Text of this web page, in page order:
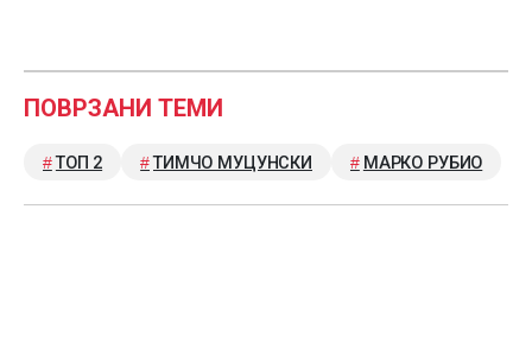
ПОВРЗАНИ ТЕМИ
ТОП 2 ТИМЧО МУЦУНСКИ МАРКО РУБИО